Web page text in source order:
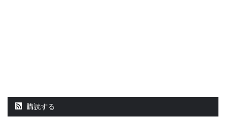
購読する